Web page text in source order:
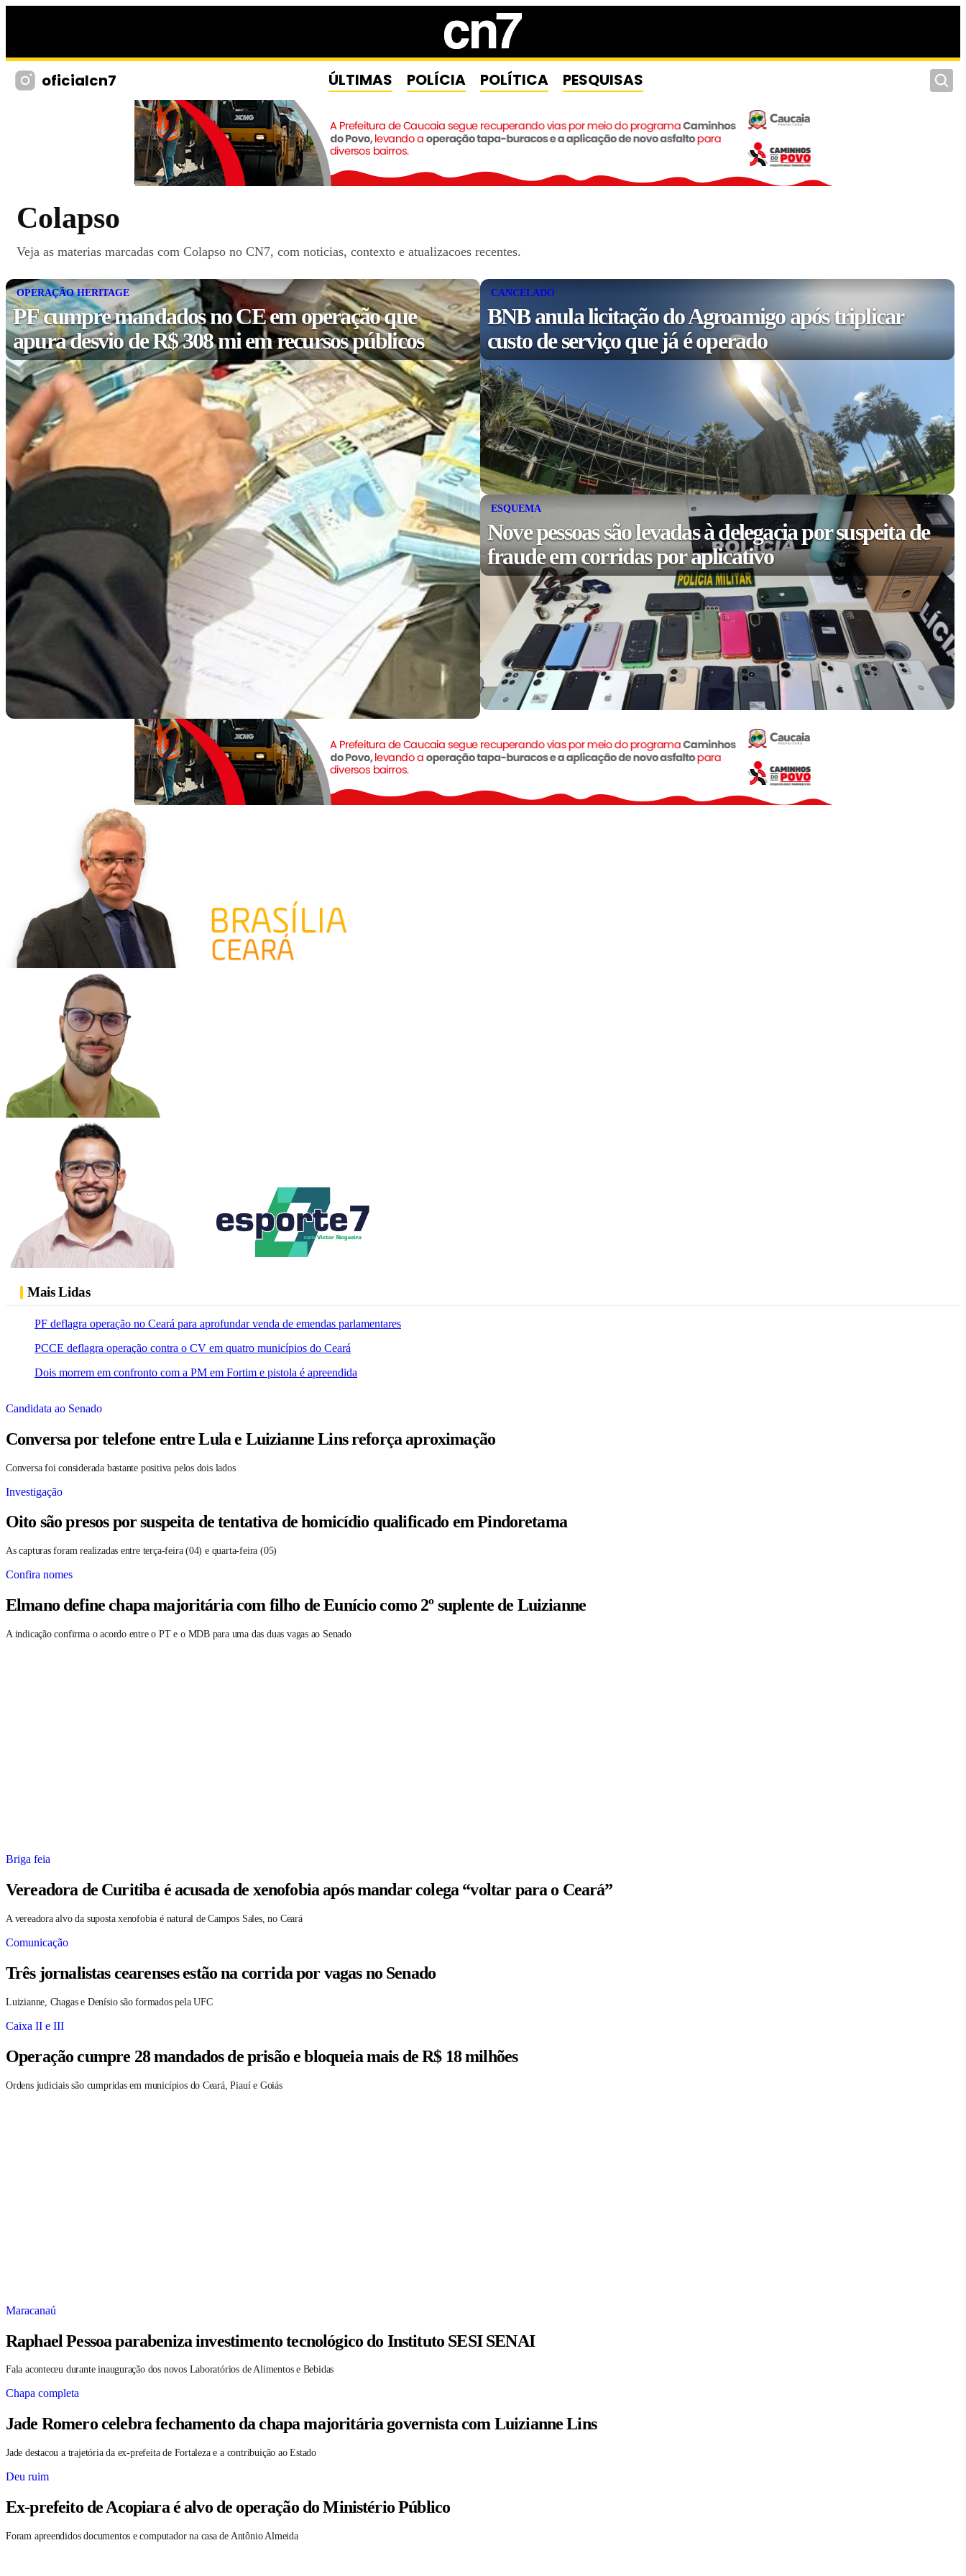
oficialcn7 ÚLTIMAS POLÍCIA POLÍTICA PESQUISAS
Colapso
Veja as materias marcadas com Colapso no CN7, com noticias, contexto e atualizacoes recentes.
OPERAÇÃO HERITAGE
PF cumpre mandados no CE em operação que
apura desvio de R$ 308 mi em recursos públicos
CANCELADO
BNB anula licitação do Agroamigo após triplicar
custo de serviço que já é operado
ESQUEMA
Nove pessoas são levadas à delegacia por suspeita de
fraude em corridas por aplicativo
Mais Lidas
PF deflagra operação no Ceará para aprofundar venda de emendas parlamentares
PCCE deflagra operação contra o CV em quatro municípios do Ceará
Dois morrem em confronto com a PM em Fortim e pistola é apreendida
Candidata ao Senado
Conversa por telefone entre Lula e Luizianne Lins reforça aproximação
Conversa foi considerada bastante positiva pelos dois lados
Investigação
Oito são presos por suspeita de tentativa de homicídio qualificado em Pindoretama
As capturas foram realizadas entre terça-feira (04) e quarta-feira (05)
Confira nomes
Elmano define chapa majoritária com filho de Eunício como 2º suplente de Luizianne
A indicação confirma o acordo entre o PT e o MDB para uma das duas vagas ao Senado
Briga feia
Vereadora de Curitiba é acusada de xenofobia após mandar colega “voltar para o Ceará”
A vereadora alvo da suposta xenofobia é natural de Campos Sales, no Ceará
Comunicação
Três jornalistas cearenses estão na corrida por vagas no Senado
Luizianne, Chagas e Denísio são formados pela UFC
Caixa II e III
Operação cumpre 28 mandados de prisão e bloqueia mais de R$ 18 milhões
Ordens judiciais são cumpridas em municípios do Ceará, Piauí e Goiás
Maracanaú
Raphael Pessoa parabeniza investimento tecnológico do Instituto SESI SENAI
Fala aconteceu durante inauguração dos novos Laboratórios de Alimentos e Bebidas
Chapa completa
Jade Romero celebra fechamento da chapa majoritária governista com Luizianne Lins
Jade destacou a trajetória da ex-prefeita de Fortaleza e a contribuição ao Estado
Deu ruim
Ex-prefeito de Acopiara é alvo de operação do Ministério Público
Foram apreendidos documentos e computador na casa de Antônio Almeida